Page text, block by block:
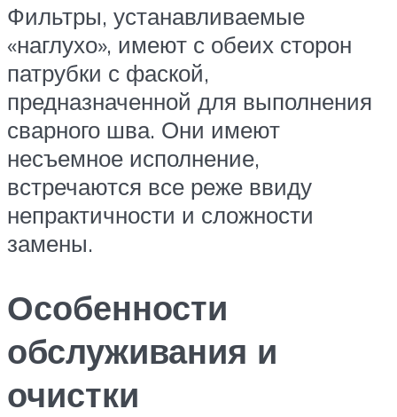
Фильтры, устанавливаемые
«наглухо», имеют с обеих сторон
патрубки с фаской,
предназначенной для выполнения
сварного шва. Они имеют
несъемное исполнение,
встречаются все реже ввиду
непрактичности и сложности
замены.
Особенности
обслуживания и
очистки